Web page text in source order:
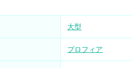
大型
プロフィア